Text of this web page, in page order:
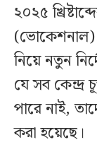
২০২৫
(ভোকেশনাল)
নিয়ে নতুন
যে সব কেন্দ্র
পারে নাই,
করা হয়েছে।